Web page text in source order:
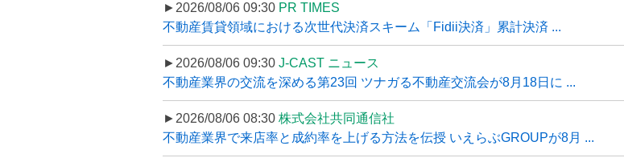
►2026/08/06 09:30 PR TIMES
不動産賃貸領域における次世代決済スキーム「Fidii決済」累計決済 ...
►2026/08/06 09:30 J-CAST ニュース
不動産業界の交流を深める第23回 ツナガる不動産交流会が8月18日に ...
►2026/08/06 08:30 株式会社共同通信社
不動産業界で来店率と成約率を上げる方法を伝授 いえらぶGROUPが8月 ...